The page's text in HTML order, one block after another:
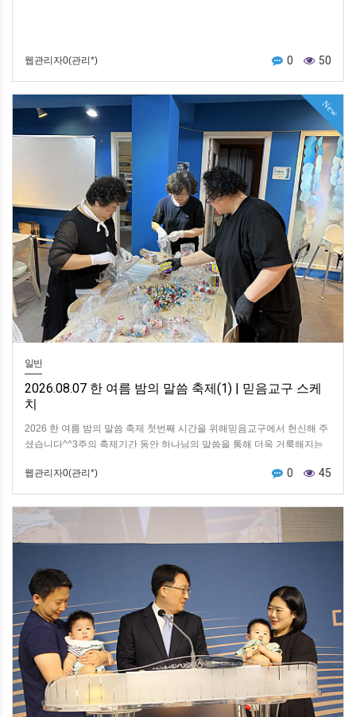
웹관리자0(관리*) 0 50
New
일반
2026.08.07 한 여름 밤의 말씀 축제(1) | 믿음교구 스케
치
2026 한 여름 밤의 말씀 축제 첫번째 시간을 위해믿음교구에서 헌신해 주
셨습니다^^3주의 축제기간 동안 하나님의 말씀을 통해 더욱 거룩해지는
웹관리자0(관리*)
0 45